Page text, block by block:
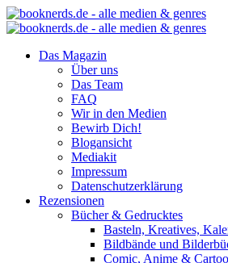
Das Magazin
Über uns
Das Team
FAQ
Wir in den Medien
Bewirb Dich!
Blogansicht
Mediakit
Impressum
Datenschutzerklärung
Rezensionen
Bücher & Gedrucktes
Basteln, Kreatives,
Bildbände und
Comic, Anime &